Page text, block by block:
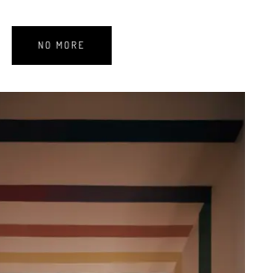
NO MORE